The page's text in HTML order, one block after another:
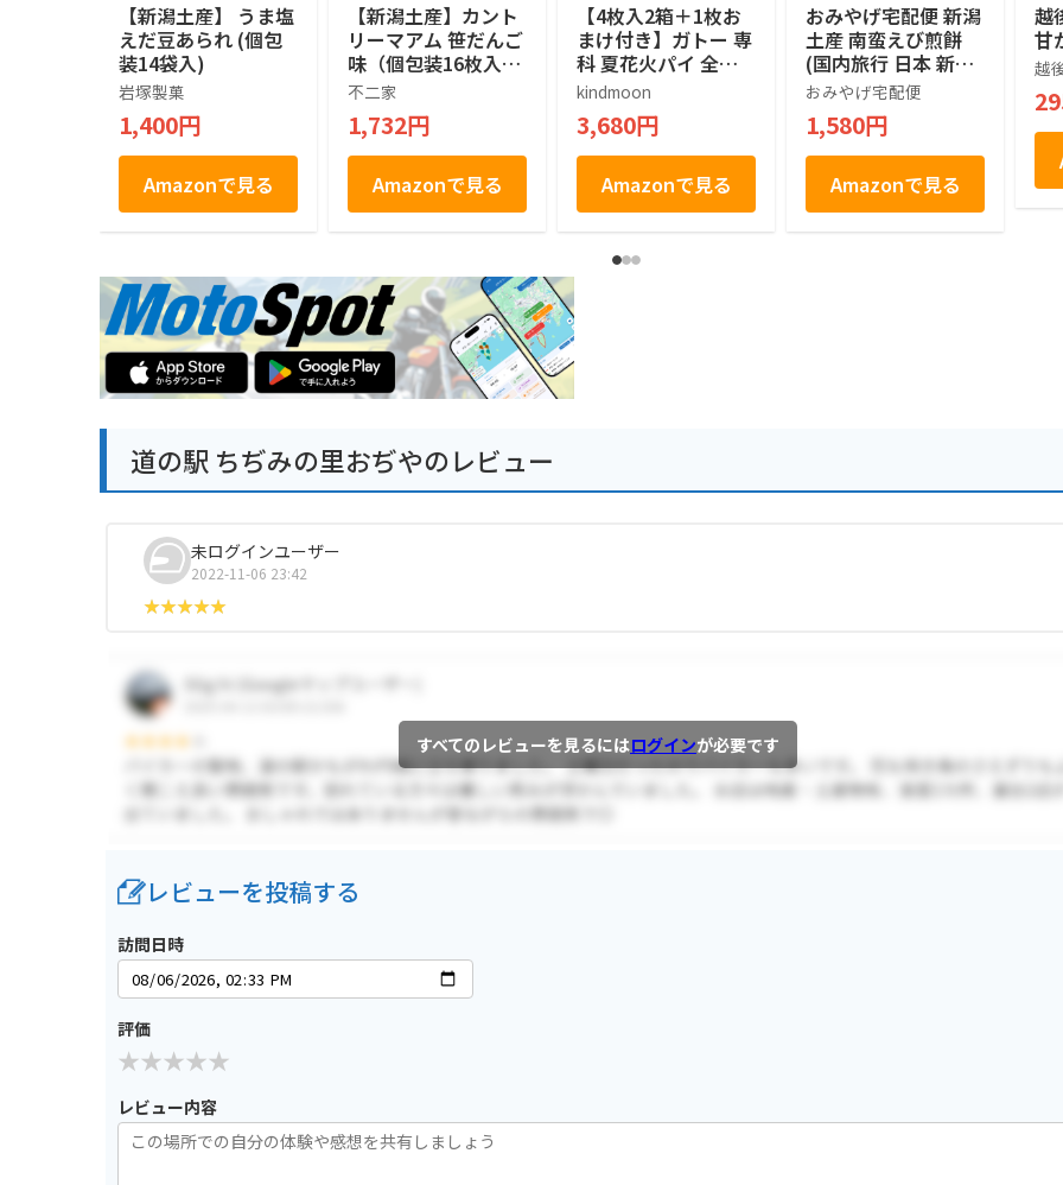
【新潟土産】 うま塩
えだ豆あられ (個包
装14袋入)
岩塚製菓
1,400円
Amazonで見る
【新潟土産】カント
リーマアム 笹だんご
味（個包装16枚入）
不二家チョコチッ
プクッキー
不二家
1,732円
Amazonで見る
【4枚入2箱＋1枚お
まけ付き】ガトー 専
科 夏花火パイ 全国
菓子大博覧会金賞 新
潟限定 長岡花火 お
土産 合計9枚
kindmoon
3,680円
Amazonで見る
おみやげ宅配便 新潟
土産 南蛮えび煎餅
(国内旅行 日本 新潟
お土産）
おみやげ宅配便
1,580円
Amazonで見る
越
甘
越
道の駅 ちぢみの里おぢやのレビュー
未ログインユーザー
2022-11-06 23:42
すべてのレビューを見るにはログインが必要です
レビューを投稿する
訪問日時
評価
レビュー内容